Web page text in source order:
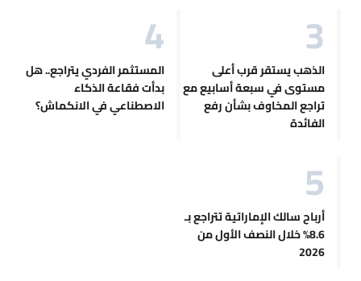
الذهب يستقر قرب أعلى
مستوى في سبعة أسابيع مع
تراجع المخاوف بشأن رفع
الفائدة
المستثمر الفردي يتراجع.. هل
بدأت فقاعة الذكاء
الاصطناعي في الانكماش؟
أرباح سالك الإماراتية تتراجع بـ
8.6% خلال النصف الأول من
2026